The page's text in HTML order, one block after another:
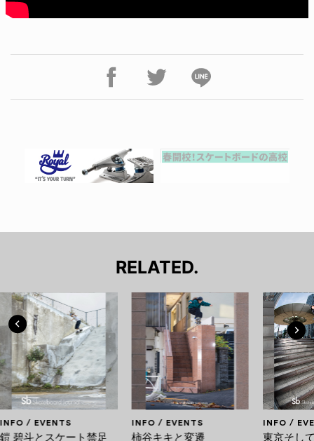
RELATED.
INFO / EVENTS
鎧 碧斗とスケート禁足
INFO / EVENTS
柿谷キキと変遷
INFO /
東京そし